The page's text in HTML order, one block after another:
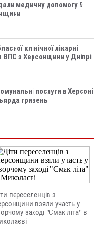
медичну допомогу 9
клінічної лікарні
з Херсонщини у Дніпрі
послуги в Херсоні
гривень
переселенців з
взяли участь у
заході "Смак літа" в